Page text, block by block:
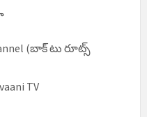
(బాక్ టు రూట్స్
TV